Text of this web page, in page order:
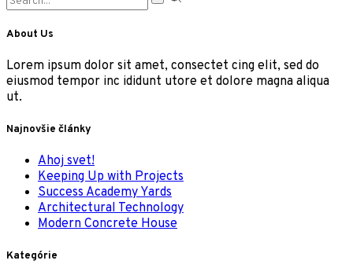
About Us
Lorem ipsum dolor sit amet, consectet cing elit, sed do
eiusmod tempor inc ididunt utore et dolore magna aliqua
ut.
Najnovšie články
Ahoj svet!
Keeping Up with Projects
Success Academy Yards
Architectural Technology
Modern Concrete House
Kategórie